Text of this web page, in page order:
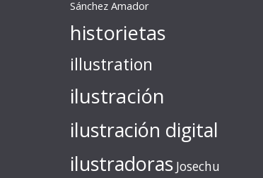
Sánchez Amador
historietas
illustration
ilustración
ilustración digital
ilustradoras Josechu